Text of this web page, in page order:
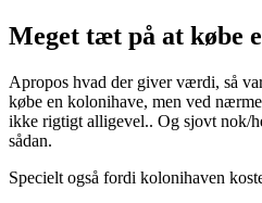
Meget tæt på at købe
Apropos hvad der giver værdi, så
købe en kolonihave, men ved
ikke rigtigt alligevel.. Og sjovt nok/
sådan.
Specielt også fordi kolonihaven